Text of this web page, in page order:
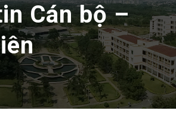
Cán bộ –